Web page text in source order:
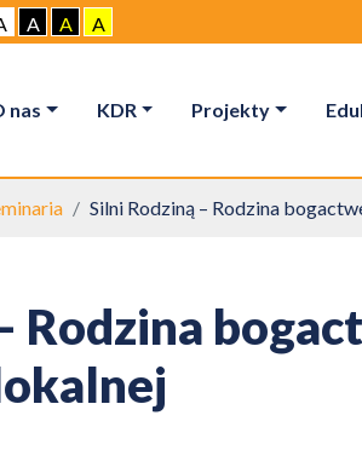
A A A
nas KDR Projekty
Silni Rodziną – Rodzina
Rodzina